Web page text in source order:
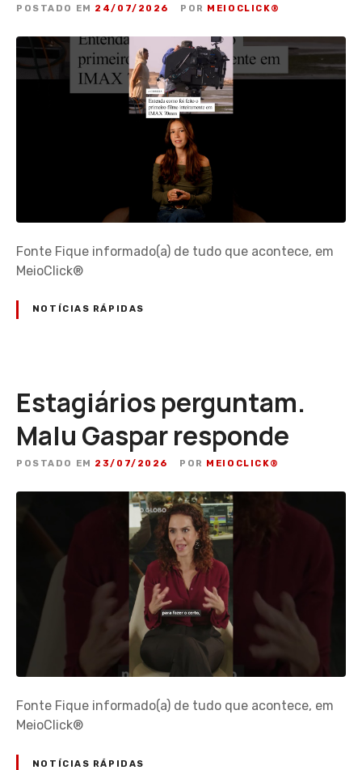
POSTADO EM 24/07/2026 POR MEIOCLICK®
Fonte Fique informado(a) de tudo que acontece, em
MeioClick®
NOTÍCIAS RÁPIDAS
Estagiários perguntam.
Malu Gaspar responde
POSTADO EM 23/07/2026 POR MEIOCLICK®
Fonte Fique informado(a) de tudo que acontece, em
MeioClick®
NOTÍCIAS RÁPIDAS